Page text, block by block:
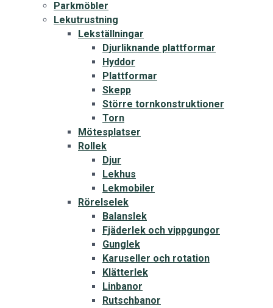
Parkmöbler
Lekutrustning
Lekställningar
Djurliknande plattformar
Hyddor
Plattformar
Skepp
Större tornkonstruktioner
Torn
Mötesplatser
Rollek
Djur
Lekhus
Lekmobiler
Rörelselek
Balanslek
Fjäderlek och vippgungor
Gunglek
Karuseller och rotation
Klätterlek
Linbanor
Rutschbanor